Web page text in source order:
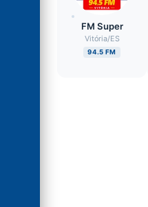
FM Super
Vitória/ES
94.5 FM